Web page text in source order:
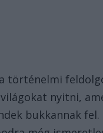
történelmi
nyitni,
bukkannak